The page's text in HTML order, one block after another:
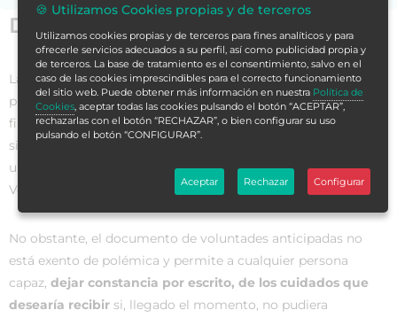
Datos generales
La vida nos enfrenta a cada uno con la realidad de la muerte
propia y ajena. La gran cuestión que sobrevuela sobre la fase
final de la vida esla actitud que se adoptay varía su
significado de unas culturas a otras. En este sentido, hace
unos años surgió el
Testamento Vital, o documento de
Voluntades Anticipadas.
No obstante, el documento de voluntades anticipadas no
está exento de polémica y permite a cualquier persona
capaz, dejar constancia por escrito, de los cuidados que
desearía recibir si, llegado el momento, no pudiera
🍪 Utilizamos Cookies propias y de terceros
Utilizamos cookies propias y de terceros para fines analíticos y para
ofrecerle servicios adecuados a su perfil, así como publicidad propia y
de terceros. La base de tratamiento es el consentimiento, salvo en el
caso de las cookies imprescindibles para el correcto funcionamiento
del sitio web. Puede obtener más información en nuestra Política de
Cookies , aceptar todas las cookies pulsando el botón “ACEPTAR”,
rechazarlas con el botón “RECHAZAR”, o bien configurar su uso
pulsando el botón “CONFIGURAR”.
Aceptar Rechazar Configurar